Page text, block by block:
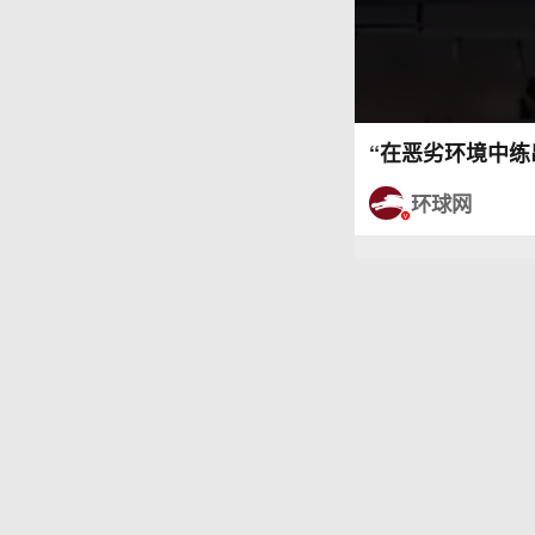
“在恶劣环境中
环球网